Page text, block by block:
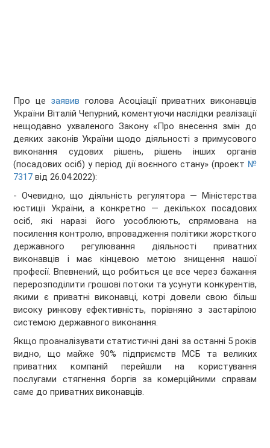
Про це заявив голова Асоціації приватних виконавців
України Віталій Чепурний, коментуючи наслідки реалізації
нещодавно ухваленого Закону «Про внесення змін до
деяких законів України щодо діяльності з примусового
виконання судових рішень, рішень інших органів
(посадових осіб) у період дії воєнного стану» (проект №
7317 від 26.04.2022):
- Очевидно, що діяльність регулятора — Міністерства
юстиції України, а конкретно — декількох посадових
осіб, які наразі його уособлюють, спрямована на
посилення контролю, впровадження політики жорсткого
державного регулювання діяльності приватних
виконавців і має кінцевою метою знищення нашої
професії. Впевнений, що робиться це все через бажання
перерозподілити грошові потоки та усунути конкурентів,
якими є приватні виконавці, котрі довели свою більш
високу ринкову ефективність, порівняно з застарілою
системою державного виконання.
Якщо проаналізувати статистичні дані за останні 5 років
видно, що майже 90% підприємств МСБ та великих
приватних компаній перейшли на користування
послугами стягнення боргів за комерційними справам
саме до приватних виконавців.